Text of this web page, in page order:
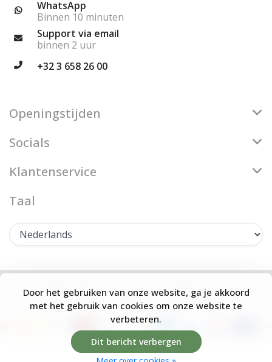
Door het gebruiken van onze website, ga je akkoord
met het gebruik van cookies om onze website te
verbeteren.
Dit bericht verbergen
WhatsApp
Binnen 10 minuten
Support via email
binnen 2 uur
+32 3 658 26 00
Openingstijden
Socials
Klantenservice
Taal
© Copyright 2026 Firenze Bloemenatelier - Theme by
Frontlabel - Powered by Lightspeed